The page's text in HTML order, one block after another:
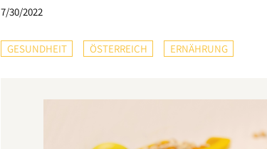
7/30/2022
GESUNDHEIT ÖSTERREICH ERNÄHRUNG